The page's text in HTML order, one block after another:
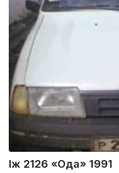
Іж 2126 «Ода» 1991